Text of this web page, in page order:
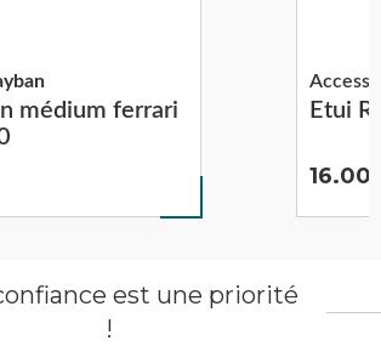
médium ferrari
Etui
16.00
est une priorité
!